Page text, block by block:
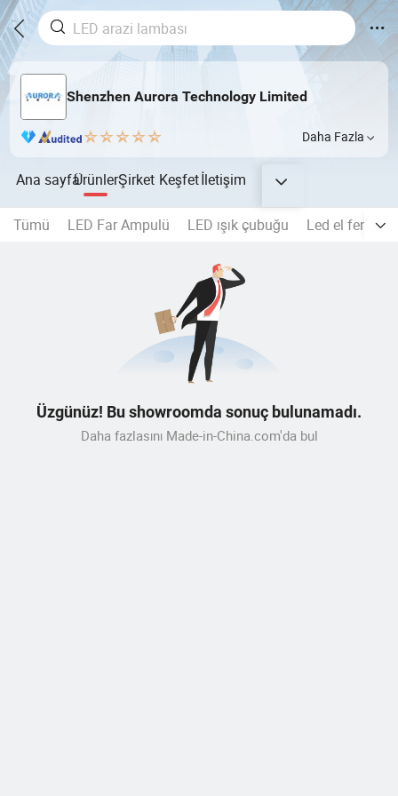
Shenzhen Aurora Technology Limited
Daha Fazla
Ana sayfaÜrünlerŞirket Keşfetİletişim
Tümü LED Far Ampulü LED ışık çubuğu Led el feneri
Üzgünüz! Bu showroomda sonuç bulunamadı.
Daha fazlasını Made-in-China.com'da bul